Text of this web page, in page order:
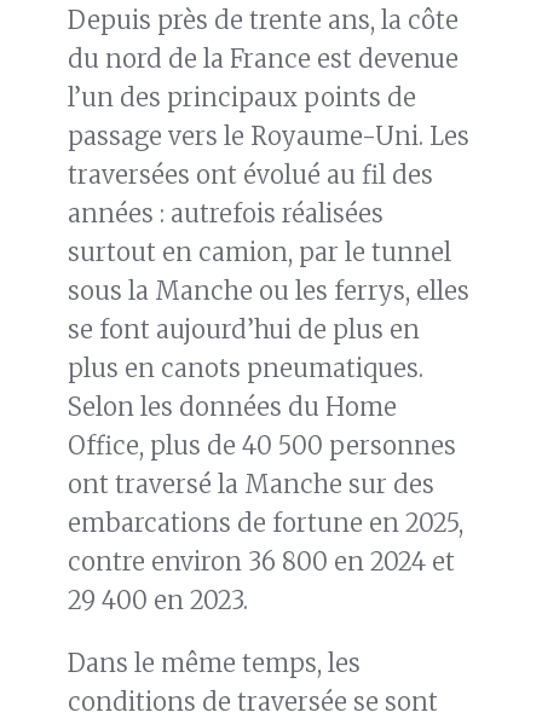
Depuis près de trente ans, la côte
du nord de la France est devenue
l’un des principaux points de
passage vers le Royaume-Uni. Les
traversées ont évolué au fil des
années : autrefois réalisées
surtout en camion, par le tunnel
sous la Manche ou les ferrys, elles
se font aujourd’hui de plus en
plus en canots pneumatiques.
Selon les données du Home
Office, plus de 40 500 personnes
ont traversé la Manche sur des
embarcations de fortune en 2025,
contre environ 36 800 en 2024 et
29 400 en 2023.
Dans le même temps, les
conditions de traversée se sont